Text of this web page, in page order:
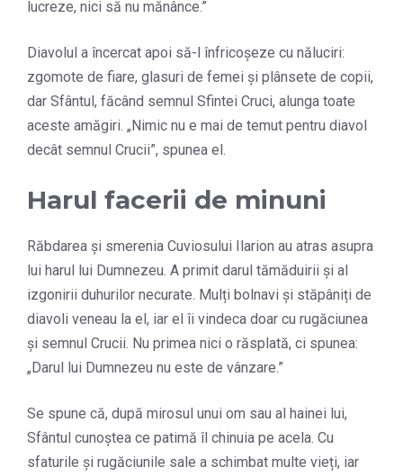
lucreze, nici să nu mănânce.”
Diavolul a încercat apoi să-l înfricoșeze cu năluciri:
zgomote de fiare, glasuri de femei și plânsete de copii,
dar Sfântul, făcând semnul Sfintei Cruci, alunga toate
aceste amăgiri. „Nimic nu e mai de temut pentru diavol
decât semnul Crucii”, spunea el.
Harul facerii de minuni
Răbdarea și smerenia Cuviosului Ilarion au atras asupra
lui harul lui Dumnezeu. A primit darul tămăduirii și al
izgonirii duhurilor necurate. Mulți bolnavi și stăpâniți de
diavoli veneau la el, iar el îi vindeca doar cu rugăciunea
și semnul Crucii. Nu primea nici o răsplată, ci spunea:
„Darul lui Dumnezeu nu este de vânzare.”
Se spune că, după mirosul unui om sau al hainei lui,
Sfântul cunoștea ce patimă îl chinuia pe acela. Cu
sfaturile și rugăciunile sale a schimbat multe vieți, iar